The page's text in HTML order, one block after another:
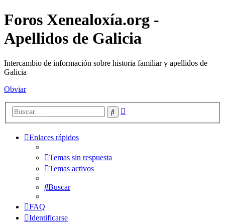
Foros Xenealoxía.org -
Apellidos de Galicia
Intercambio de información sobre historia familiar y apellidos de
Galicia
Obviar
Buscar
Enlaces rápidos
Temas sin respuesta
Temas activos
Buscar
FAQ
Identificarse